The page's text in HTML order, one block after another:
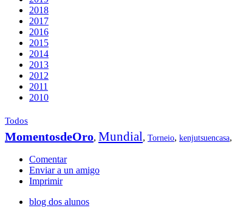
2018
2017
2016
2015
2014
2013
2012
2011
2010
Todos
MomentosdeOro, Mundial, Torneio, kenjutsuencasa,
Comentar
Enviar a un amigo
Imprimir
blog dos alunos